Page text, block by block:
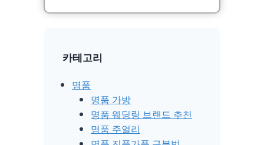
카테고리
명품
명품 가방
명품 웨딩링 브랜드 추천
명품 주얼리